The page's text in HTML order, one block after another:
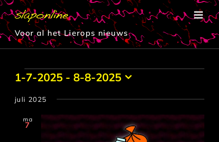
Ga
naar
inhoud
Voor al het Lierops nieuws
Evenementen
1-7-2025 - 8-8-2025
een
datum.
juli 2025
ma
7